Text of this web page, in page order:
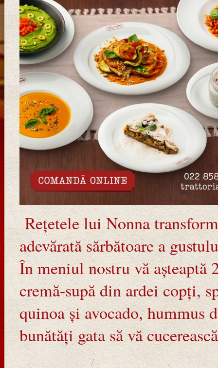
Rețetele lui Nonna
adevărată sărbătoare a
În meniul nostru vă așteaptă
cremă-supă din ardei copți,
quinoa și avocado, hummus
bunătăți gata să vă